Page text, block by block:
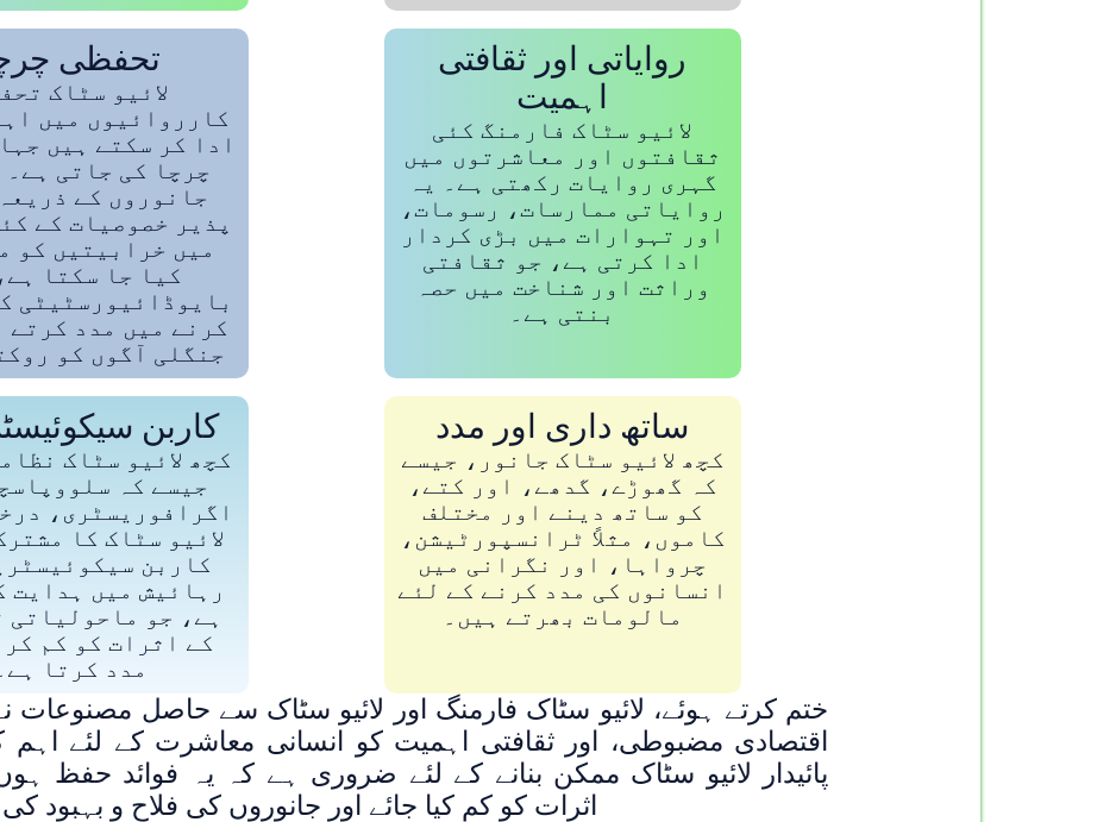
تحفظی
لائیو سٹاک
کارروائیوں میں
ادا کر سکتے ہیں
چرچا کی جاتی ہے۔
جانوروں کے
پذیر خصوصیات کے
میں خرابیتیں کو
کیا جا سکتا
بایوڈائیورسٹیٹی
کرنے میں مدد کرتے
جنگلی آگوں کو
روایاتی اور ثقافتی
اہمیت
لائیو سٹاک فارمنگ کئی
ثقافتوں اور معاشرتوں میں
گہری روایات رکھتی ہے۔ یہ
روایاتی ممارسات، رسومات،
اور تہوارات میں بڑی کردار
ادا کرتی ہے، جو ثقافتی
وراثت اور شناخت میں حصہ
بنتی ہے۔
کاربن
کچھ لائیو سٹاک
جیسے کہ
اگرافوریسٹری،
لائیو سٹاک کا
کاربن
رہائیش میں ہدایت
ہے، جو ماحولیاتی
کے اثرات کو کم
مدد کرتا ہے۔
ساتھ داری اور مدد
کچھ لائیو سٹاک جانور، جیسے
کہ گھوڑے، گدھے، اور کتے،
کو ساتھ دینے اور مختلف
کاموں، مثلاً ٹرانسپورٹیشن،
چرواہا، اور نگرانی میں
انسانوں کی مدد کرنے کے لئے
مالومات بھرتے ہیں۔
ختم کرتے ہوئے، لائیو سٹاک فارمنگ اور لائیو سٹاک سے حاصل مصنوعات
اقتصادی مضبوطی، اور ثقافتی اہمیت کو انسانی معاشرت کے لئے اہم
پائیدار لائیو سٹاک ممکن بنانے کے لئے ضروری ہے کہ یہ فوائد حفظ
اثرات کو کم کیا جائے اور جانوروں کی فلاح و بہبود